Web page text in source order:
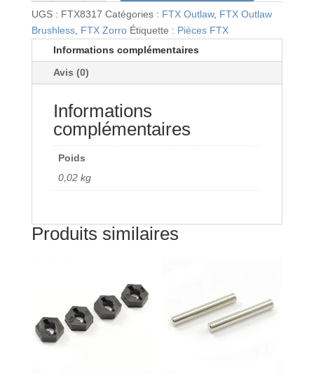
de
FTX8317
-
OUTLAW/KANYON
AXLE
SHORT
UGS : FTX8317 Catégories : FTX Outlaw, FTX Outlaw
Brushless, FTX Zorro Étiquette : Pièces FTX
Informations complémentaires
Avis (0)
Informations
complémentaires
Poids
0,02 kg
Produits similaires